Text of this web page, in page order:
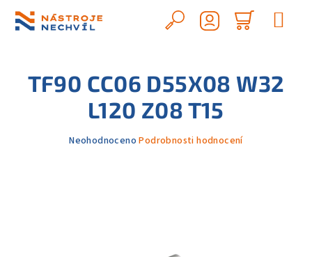
obsah
Hledat
košík
TF90 CC06 D55X08 W32
L120 Z08 T15
Průměrné
Neohodnoceno Podrobnosti hodnocení